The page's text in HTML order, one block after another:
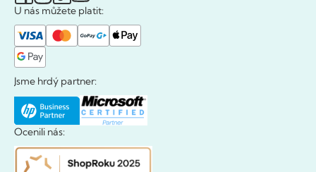
U nás můžete platit:
Jsme hrdý partner:
Ocenili nás: